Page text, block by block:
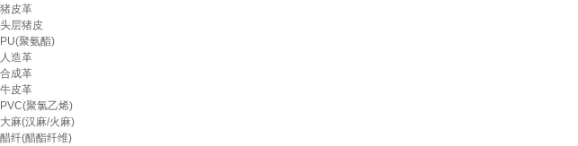
猪皮革
头层猪皮
PU(聚氨酯)
人造革
合成革
牛皮革
PVC(聚氯乙烯)
大麻(汉麻/火麻)
醋纤(醋酯纤维)